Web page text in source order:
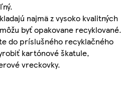
najmä z vysoko kvalitných
byť opakovane recyklované.
do príslušného recyklačného
kartónové škatule,
vreckovky.